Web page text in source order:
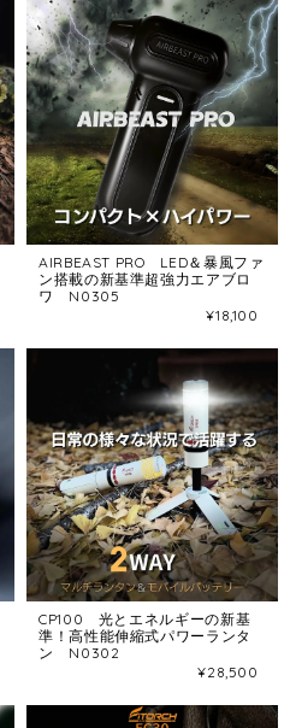
AIRBEAST PRO LED＆暴風ファ
ン搭載の新基準超強力エアブロ
ワ N0305
¥18,100
CP100 光とエネルギーの新基
準！高性能伸縮式パワーランタ
ン N0302
¥28,500